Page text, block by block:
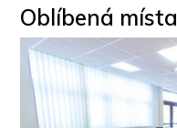
Oblíbená místa